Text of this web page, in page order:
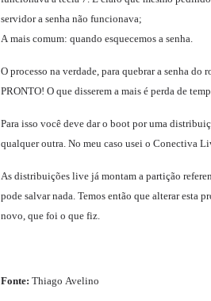
servidor a senha não funcionava;
A mais comum: quando esquecemos a senha.
O processo na verdade, para quebrar a senha do
PRONTO! O que disserem a mais é perda de
Para isso você deve dar o boot por uma
qualquer outra. No meu caso usei o Conectiva
As distribuições live já montam a partição
pode salvar nada. Temos então que alterar esta
novo, que foi o que fiz.
Fonte: Thiago Avelino